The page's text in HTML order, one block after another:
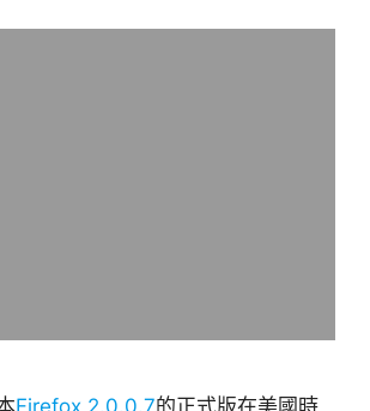
Firefox 2.0.0.7的正式版在美國時